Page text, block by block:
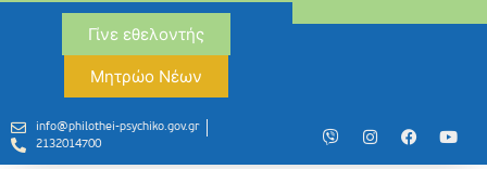
Γίνε εθελοντής
Μητρώο Νέων
info@philothei-psychiko.gov.gr
2132014700